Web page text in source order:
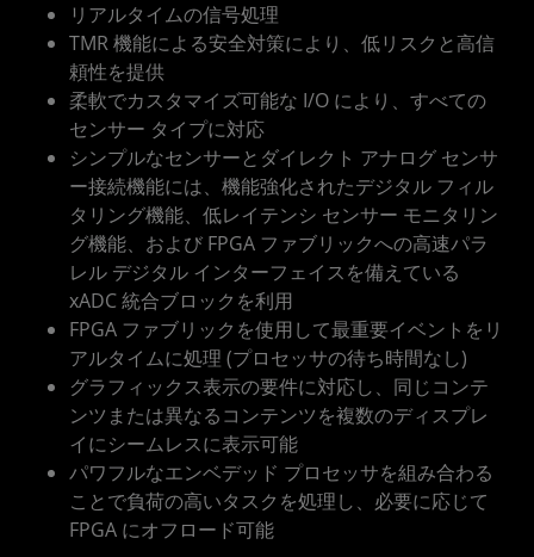
リアルタイムの信号処理
TMR 機能による安全対策により、低リスクと高信
頼性を提供
柔軟でカスタマイズ可能な I/O により、すべての
センサー タイプに対応
シンプルなセンサーとダイレクト アナログ センサ
ー接続機能には、機能強化されたデジタル フィル
タリング機能、低レイテンシ センサー モニタリン
グ機能、および FPGA ファブリックへの高速パラ
レル デジタル インターフェイスを備えている
xADC 統合ブロックを利用
FPGA ファブリックを使用して最重要イベントをリ
アルタイムに処理 (プロセッサの待ち時間なし)
グラフィックス表示の要件に対応し、同じコンテ
ンツまたは異なるコンテンツを複数のディスプレ
イにシームレスに表示可能
パワフルなエンベデッド プロセッサを組み合わる
ことで負荷の高いタスクを処理し、必要に応じて
FPGA にオフロード可能